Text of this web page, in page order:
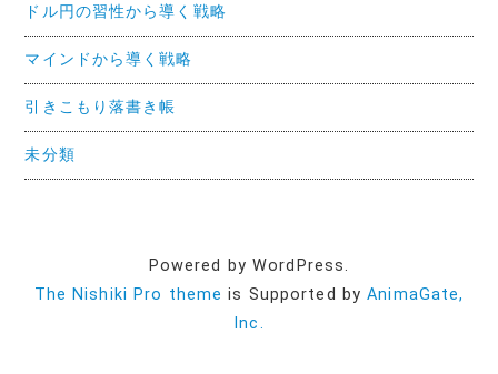
ドル円の習性から導く戦略
マインドから導く戦略
引きこもり落書き帳
未分類
Powered by WordPress.
The Nishiki Pro theme is Supported byAnimaGate,
Inc.